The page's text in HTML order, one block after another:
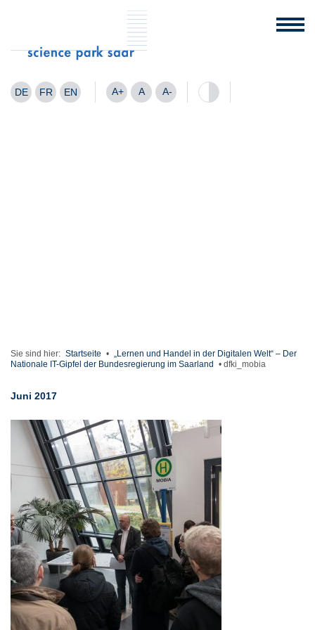
DE FR EN A+ A A-
Sie sind hier: Startseite • „Lernen und Handel in der Digitalen Welt“ – Der
Nationale IT-Gipfel der Bundesregierung im Saarland
• dfki_mobia
Juni 2017